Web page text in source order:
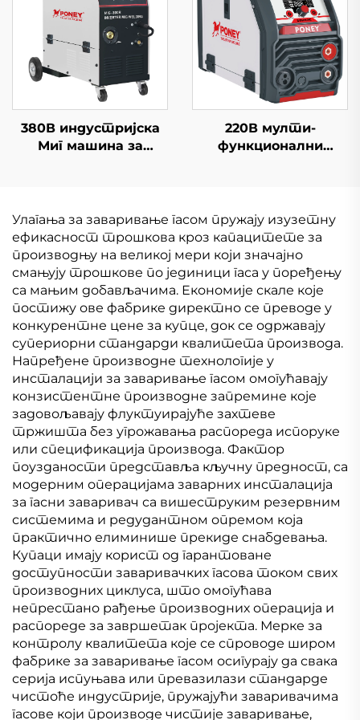
заваривање
штит
380В индустријска
Миг машина за
заваривање
220В мулти-
функционални
сигнала Миг Велдер
Машина
Улагања за заваривање гасом пружају изузетну
ефикасност трошкова кроз капацитете за
производњу на великој мери који значајно
смањују трошкове по јединици гаса у поређењу
са мањим добављачима. Економије скале које
постижу ове фабрике директно се преводе у
конкурентне цене за купце, док се одржавају
супериорни стандарди квалитета производа.
Напређене производне технологије у
инсталацији за заваривање гасом омогућавају
конзистентне производне запремине које
задовољавају флуктуирајуће захтеве
тржишта без угрожавања распореда испоруке
или спецификација производа. Фактор
поузданости представља кључну предност, са
модерним операцијама заварних инсталација
за гасни заваривач са вишеструким резервним
системима и редудантном опремом која
практично елиминише прекиде снабдевања.
Купаци имају корист од гарантоване
доступности заваривачких гасова током свих
производних циклуса, што омогућава
непрестано рађење производних операција и
распореде за завршетак пројекта. Мерке за
контролу квалитета које се спроводе широм
фабрике за заваривање гасом осигурају да свака
серија испуњава или превазилази стандарде
чистоће индустрије, пружајући заваривачима
гасове који производе чистије заваривање,